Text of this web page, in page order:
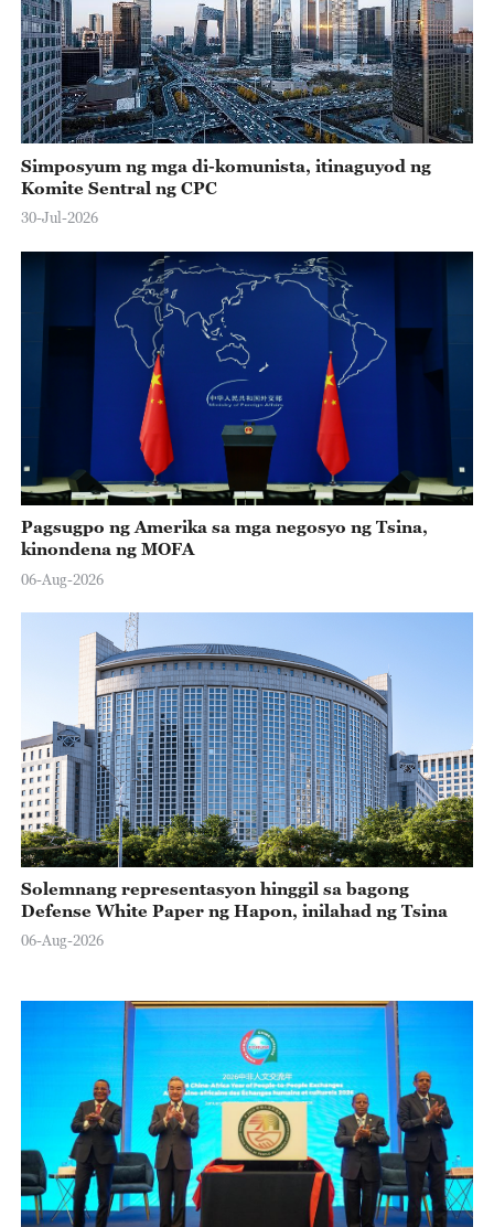
Simposyum ng mga di-komunista, itinaguyod ng
Komite Sentral ng CPC
30-Jul-2026
Pagsugpo ng Amerika sa mga negosyo ng Tsina,
kinondena ng MOFA
06-Aug-2026
Solemnang representasyon hinggil sa bagong
Defense White Paper ng Hapon, inilahad ng Tsina
06-Aug-2026